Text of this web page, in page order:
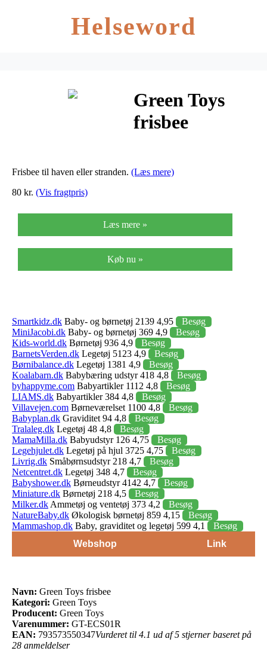
Helseword
Green Toys
frisbee
Frisbee til haven eller stranden. (Læs mere)
80 kr. (Vis fragtpris)
Læs mere »
Køb nu »
Smartkidz.dk Baby- og børnetøj 2139 4,95
Besøg
MiniJacobi.dk Baby- og børnetøj 369 4,9
Besøg
Kids-world.dk Børnetøj 936 4,9
Besøg
BarnetsVerden.dk Legetøj 5123 4,9
Besøg
Børnibalance.dk Legetøj 1381 4,9
Besøg
Koalabarn.dk Babybæring udstyr 418 4,8
Besøg
byhappyme.com Babyartikler 1112 4,8
Besøg
LIAMS.dk Babyartikler 384 4,8
Besøg
Villavejen.com Børneværelset 1100 4,8
Besøg
Babyplan.dk Graviditet 94 4,8
Besøg
Tralaleg.dk Legetøj 48 4,8
Besøg
MamaMilla.dk Babyudstyr 126 4,75
Besøg
Legehjulet.dk Legetøj på hjul 3725 4,75
Besøg
Livrig.dk Småbørnsudstyr 218 4,7
Besøg
Netcentret.dk Legetøj 348 4,7
Besøg
Babyshower.dk Børneudstyr 4142 4,7
Besøg
Miniature.dk Børnetøj 218 4,5
Besøg
Milker.dk Ammetøj og ventetøj 373 4,2
Besøg
NatureBaby.dk Økologisk børnetøj 859 4,15
Besøg
Mammashop.dk Baby, graviditet og legetøj 599 4,1
Besøg
Webshop
Link
Navn: Green Toys frisbee
Kategori: Green Toys
Producent: Green Toys
Varenummer: GT-ECS01R
EAN: 793573550347Vurderet til 4.1 ud af 5 stjerner baseret på
28 anmeldelser